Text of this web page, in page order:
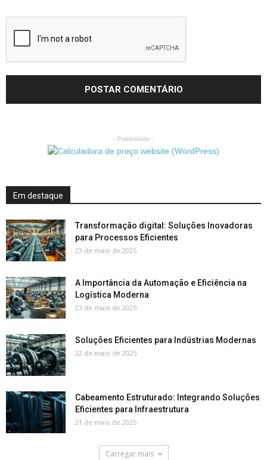
- Publicidade -
Em destaque
Transformação digital: Soluções Inovadoras
para Processos Eficientes
23 de maio de 2025
A Importância da Automação e Eficiência na
Logística Moderna
23 de maio de 2025
Soluções Eficientes para Indústrias Modernas
22 de maio de 2025
Cabeamento Estruturado: Integrando Soluções
Eficientes para Infraestrutura
21 de maio de 2025
Carregar mais